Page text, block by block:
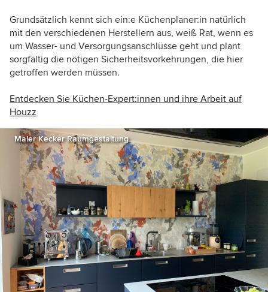
Grundsätzlich kennt sich ein:e Küchenplaner:in natürlich
mit den verschiedenen Herstellern aus, weiß Rat, wenn es
um Wasser- und Versorgungsanschlüsse geht und plant
sorgfältig die nötigen Sicherheitsvorkehrungen, die hier
getroffen werden müssen.
Entdecken Sie Küchen-Expert:innen und ihre Arbeit auf
Houzz
Maler Kecker Raumgestaltung